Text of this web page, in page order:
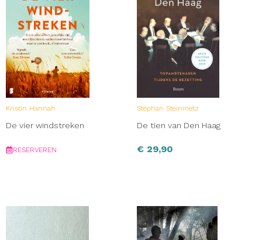
Kristin Hannah
De vier windstreken
RESERVEREN
Stephan Steinmetz
De tien van Den Haag
€ 29,90